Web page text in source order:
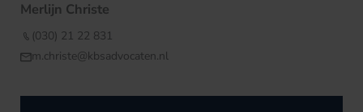
Merlijn Christe
(030) 21 22 831
m.christe@kbsadvocaten.nl